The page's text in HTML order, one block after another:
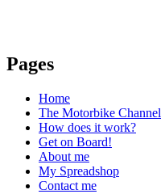
Pages
Home
The Motorbike Channel
How does it work?
Get on Board!
About me
My Spreadshop
Contact me